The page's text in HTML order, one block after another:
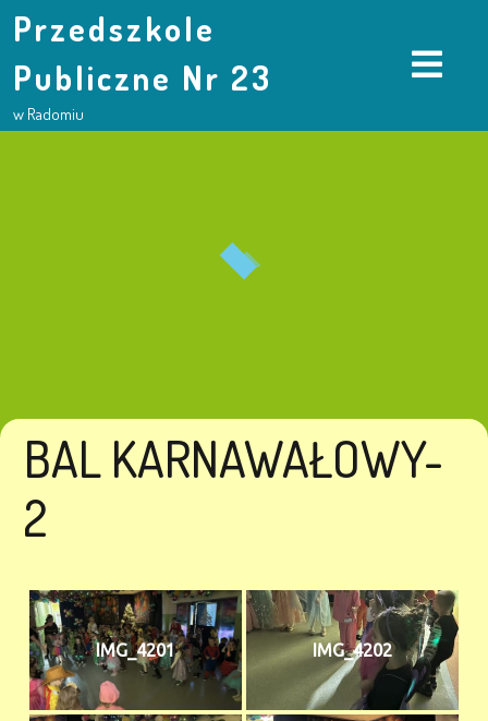
Przedszkole
Publiczne Nr 23
w Radomiu
BAL KARNAWAŁOWY-
2
IMG_4201 IMG_4202